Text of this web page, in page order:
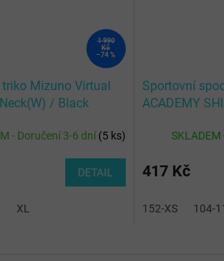
1 990
Kč
–74 %
Mizuno Virtual
/ Black
- Doručení 3-6 dní(5 ks)
DETAIL
XL
Sportovní
ACADEMY
417 Kč
152-XS 104-